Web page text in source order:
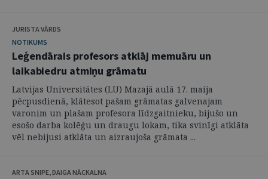
JURISTA VĀRDS
NOTIKUMS
Leģendārais profesors atklāj memuāru un
laikabiedru atmiņu grāmatu
Latvijas Universitātes (LU) Mazajā aulā 17. maija
pēcpusdienā, klātesot pašam grāmatas galvenajam
varonim un plašam profesora līdzgaitnieku, bijušo un
esošo darba kolēģu un draugu lokam, tika svinīgi atklāta
vēl nebijusi atklāta un aizraujoša grāmata ...
ARTA SNIPE, DAIGA NĀCKALNA